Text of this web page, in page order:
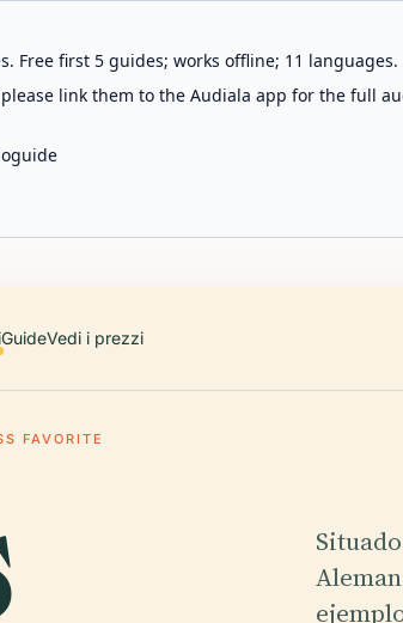
first 5 guides; works offline; 11
link them to the Audiala app for the full
GuideVedi i prezzi
FAVORITE